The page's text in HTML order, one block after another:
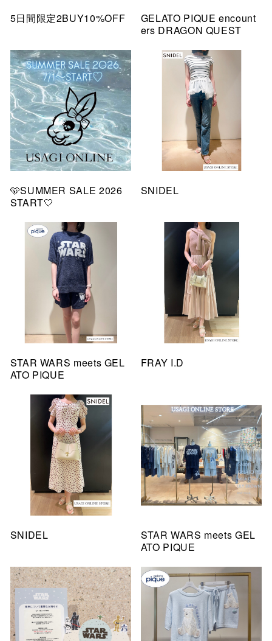
5日間限定2BUY10%OFF
GELATO PIQUE encount
ers DRAGON QUEST
🩵SUMMER SALE 2026
START🤍
SNIDEL
STAR WARS meets GEL
ATO PIQUE
FRAY I.D
SNIDEL
STAR WARS meets GEL
ATO PIQUE